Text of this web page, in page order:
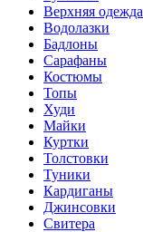
Верхняя одежда
Водолазки
Бадлоны
Сарафаны
Костюмы
Топы
Худи
Майки
Куртки
Толстовки
Туники
Кардиганы
Джинсовки
Свитера